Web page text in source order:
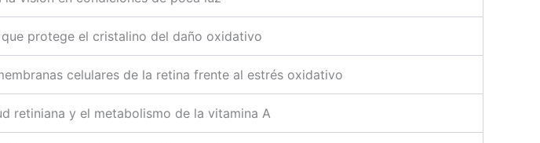
protege el cristalino del daño oxidativo
celulares de la retina frente al estrés oxidativo
retiniana y el metabolismo de la vitamina A